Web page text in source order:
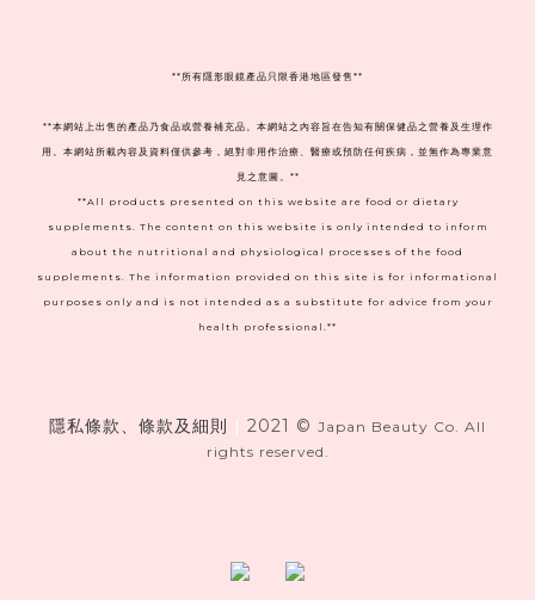
** 所有隱形眼鏡產品只限香港地區發售**
**本網站上出售的產品乃食品或營養補充品。本網站之內容旨在告知有關保健品之營養及生理作
用。本網站所載內容及資料僅供參考，絕對非用作治療、醫療或預防任何疾病，並無作為專業意
見之意圖。**
**All products presented on this website are food or dietary
supplements. The content on this website is only intended to inform
about the nutritional and physiological processes of the food
supplements. The information provided on this site is for informational
purposes only and is not intended as a substitute for advice from your
health professional.**
隱私條款、條款及細則 2021 © Japan Beauty Co. All
rights reserved.